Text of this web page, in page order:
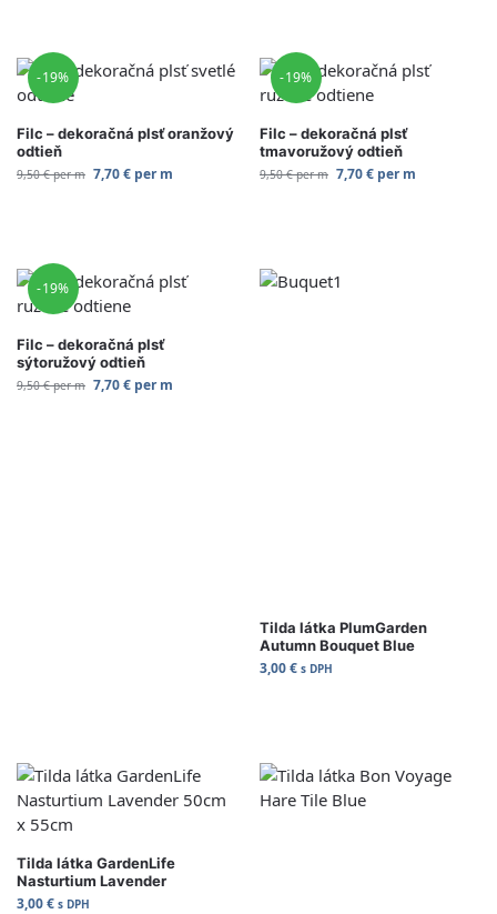
-19%
Filc – dekoračná plsť oranžový
odtieň
9,50€per m 7,70€ per m
-19%
Filc – dekoračná plsť
tmavoružový odtieň
9,50€per m 7,70€ per m
-19%
Filc – dekoračná plsť
sýtoružový odtieň
9,50€per m 7,70€ per m
Tilda látka PlumGarden
Autumn Bouquet Blue
3,00€ s DPH
Tilda látka GardenLife
Nasturtium Lavender
3,00€ s DPH